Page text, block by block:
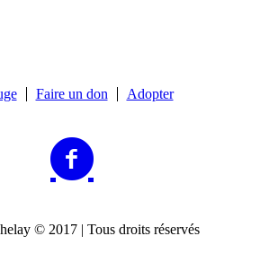
Faire un don Adopter
© 2017 | Tous droits réservés